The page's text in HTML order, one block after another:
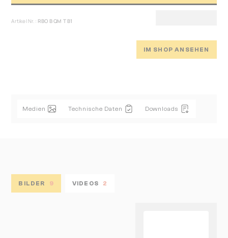
Artikel Nr.: RBO B QM T B1
IM SHOP ANSEHEN
Medien Technische Daten Downloads
BILDER 9 VIDEOS 2